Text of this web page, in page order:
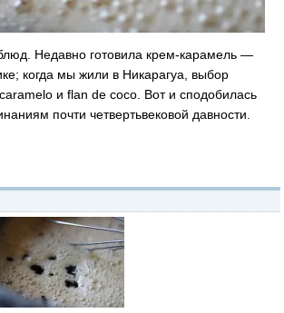
Недавно готовила крем-карамель —
когда мы жили в Никарагуа, выбор
и flan de coco. Вот и сподобилась
почти четвертьвековой давности.